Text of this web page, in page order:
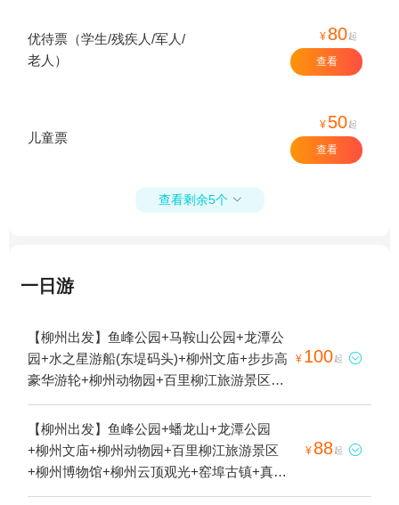
优待票（学生/残疾人/军人/
老人）
¥ 80起
查看
儿童票
¥ 50起
查看
查看剩余5个 
一日游
【柳州出发】鱼峰公园+马鞍山公园+龙潭公
园+水之星游船(东堤码头)+柳州文庙+步步高
豪华游轮+柳州动物园+百里柳江旅游景区
+柳州博物馆+柳州云顶观光+窑埠古镇+克里
湾·欢乐世界+泰禾游船(东堤旅游码头)+真龙
号游船(东堤旅游码头)+凤凰岭大桥+柳州水
上公交+东堤游园+五星步行商业街1日游
¥ 100起 
【柳州出发】鱼峰公园+蟠龙山+龙潭公园
+柳州文庙+柳州动物园+百里柳江旅游景区
+柳州博物馆+柳州云顶观光+窑埠古镇+真龙
号游船(东堤旅游码头)+非凡1号游艇+五星步
¥ 88起 